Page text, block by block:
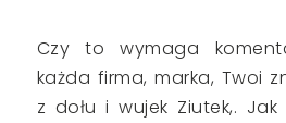
Czy to wymaga
każda firma, marka, Twoi
z dołu i wujek Ziutek,.